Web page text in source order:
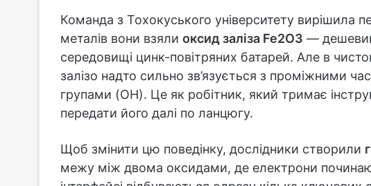
Команда з Тохокуського університету вирішила
металів вони взяли оксид заліза Fe2O3 —
середовищі цинк-повітряних батарей. Але в
залізо надто сильно зв’язується з проміжними
групами (OH). Це як робітник, який тримає
передати його далі по ланцюгу.
Щоб змінити цю поведінку, дослідники створили
межу між двома оксидами, де електрони